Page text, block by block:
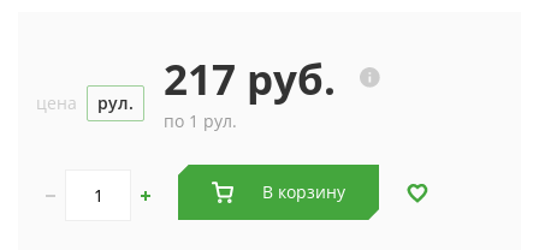
цена рул. 217 руб.
по 1 рул.
В корзину